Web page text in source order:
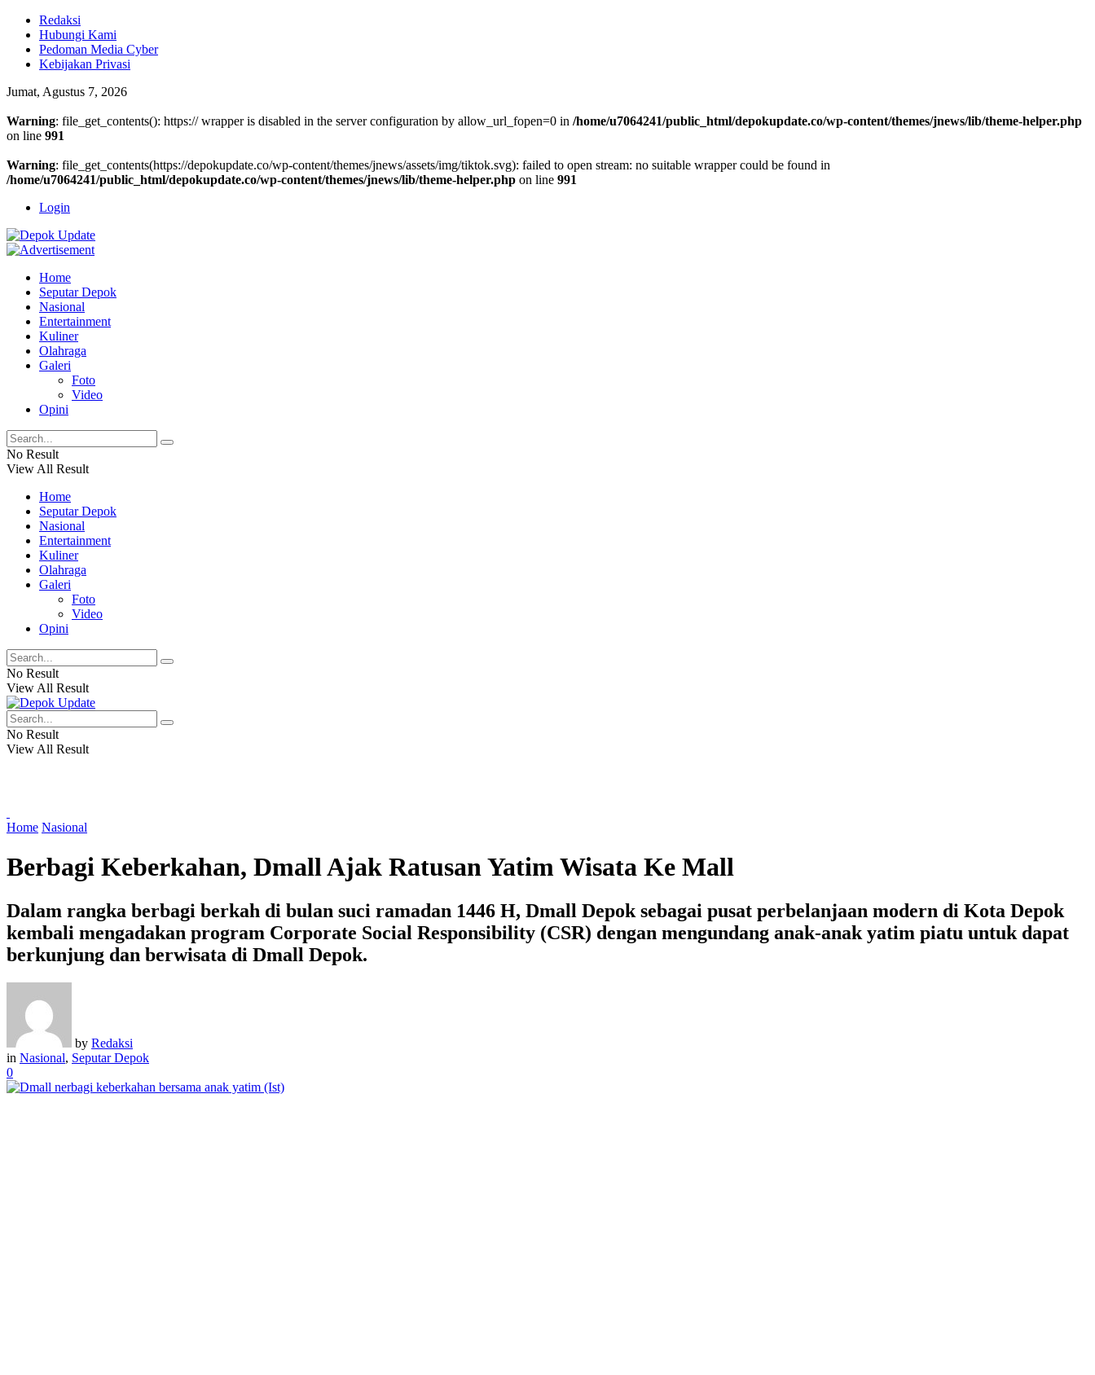
Redaksi
Hubungi Kami
Pedoman Media Cyber
Kebijakan Privasi
Jumat, Agustus 7, 2026
Warning: file_get_contents(): https:// wrapper is disabled in the server configuration by allow_url_fopen=0 in /home/u7064241/public_html/depokupdate.co/wp-content/themes/jnews/lib/theme-helper.php
on line 991
Warning: file_get_contents(https://depokupdate.co/wp-content/themes/jnews/assets/img/tiktok.svg): failed to open stream: no suitable wrapper could be found in
/home/u7064241/public_html/depokupdate.co/wp-content/themes/jnews/lib/theme-helper.php on line 991
Login
Home
Seputar Depok
Nasional
Entertainment
Kuliner
Olahraga
Galeri
Foto
Video
Opini
No Result
View All Result
Home
Seputar Depok
Nasional
Entertainment
Kuliner
Olahraga
Galeri
Foto
Video
Opini
No Result
View All Result
No Result
View All Result
Home Nasional
Berbagi Keberkahan, Dmall Ajak Ratusan Yatim Wisata Ke Mall
Dalam rangka berbagi berkah di bulan suci ramadan 1446 H, Dmall Depok sebagai pusat perbelanjaan modern di Kota Depok
kembali mengadakan program Corporate Social Responsibility (CSR) dengan mengundang anak-anak yatim piatu untuk dapat
berkunjung dan berwisata di Dmall Depok.
by Redaksi
in Nasional, Seputar Depok
0